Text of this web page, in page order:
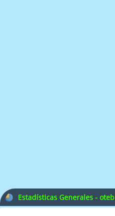
Estadísticas Generales - oteb